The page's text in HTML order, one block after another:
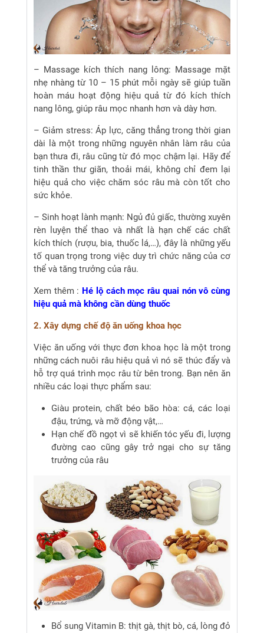
– Massage kích thích nang lông: Massage mặt
nhẹ nhàng từ 10 – 15 phút mỗi ngày sẽ giúp tuần
hoàn máu hoạt động hiệu quả từ đó kích thích
nang lông, giúp râu mọc nhanh hơn và dày hơn.
– Giảm stress: Áp lực, căng thẳng trong thời gian
dài là một trong những nguyên nhân làm râu của
bạn thưa đi, râu cũng từ đó mọc chậm lại. Hãy để
tinh thần thư giãn, thoải mái, không chỉ đem lại
hiệu quả cho việc chăm sóc râu mà còn tốt cho
sức khỏe.
– Sinh hoạt lành mạnh: Ngủ đủ giấc, thường xuyên
rèn luyện thể thao và nhất là hạn chế các chất
kích thích (rượu, bia, thuốc lá,…), đây là những yếu
tố quan trọng trong việc duy trì chức năng của cơ
thể và tăng trưởng của râu.
Xem thêm : Hé lộ cách mọc râu quai nón vô cùng
hiệu quả mà không cần dùng thuốc
2. Xây dựng chế độ ăn uống khoa học
Việc ăn uống với thực đơn khoa học là một trong
những cách nuôi râu hiệu quả vì nó sẽ thúc đẩy và
hỗ trợ quá trình mọc râu từ bên trong. Bạn nên ăn
nhiều các loại thực phẩm sau:
Giàu protein, chất béo bão hòa: cá, các loại
đậu, trứng, và mỡ động vật,…
Hạn chế đồ ngọt vì sẽ khiến tóc yếu đi, lượng
đường cao cũng gây trở ngại cho sự tăng
trưởng của râu
Bổ sung Vitamin B: thịt gà, thịt bò, cá, lòng đỏ